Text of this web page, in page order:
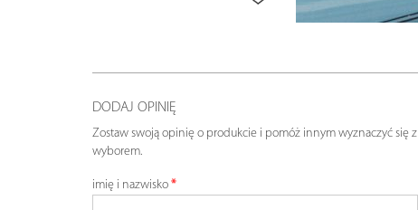
DODAJ OPINIĘ
Zostaw swoją opinię o produkcie i pomóż innym wyznaczyć się z
wyborem.
imię i nazwisko